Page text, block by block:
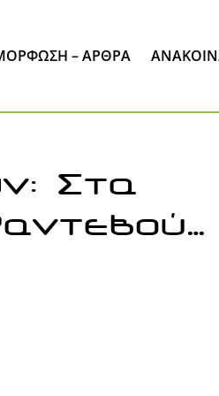
– ΆΡΘΡΑ
Στα